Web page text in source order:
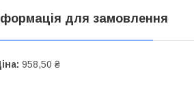
для замовлення
958,50 ₴